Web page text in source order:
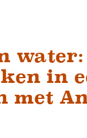
water:
in
met